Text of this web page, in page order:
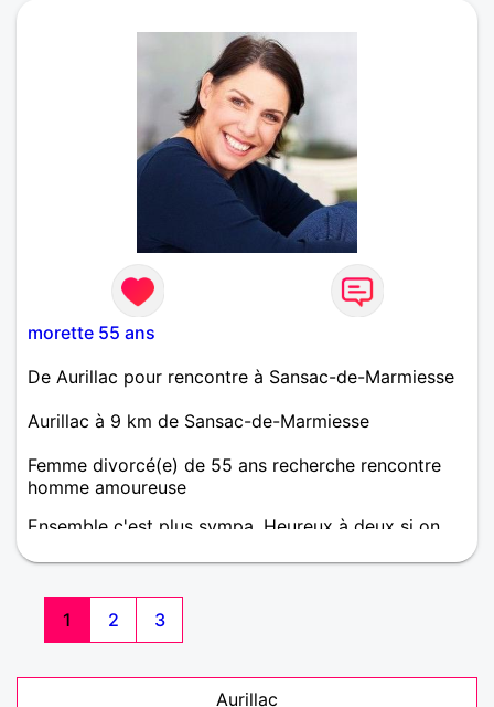
morette 55 ans
De Aurillac pour rencontre à Sansac-de-Marmiesse
Aurillac à 9 km de Sansac-de-Marmiesse
Femme divorcé(e) de 55 ans recherche rencontre
homme amoureuse
Ensemble c'est plus sympa. Heureux à deux si on
agréable.... Mais je pense que rencontrer l'âme
soeur n'est pas aisé, alors il faut s'ouvrir et c'est ce
que je fait en m'inscrivant.
1 2 3
Aurillac